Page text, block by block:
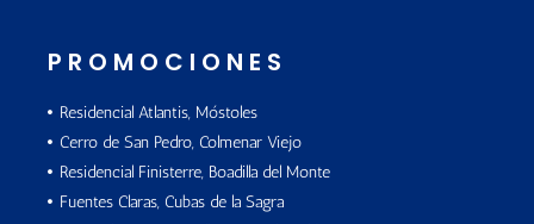
PROMOCIONES
Residencial Atlantis, Móstoles
Cerro de San Pedro, Colmenar Viejo
Residencial Finisterre, Boadilla del Monte
Fuentes Claras, Cubas de la Sagra